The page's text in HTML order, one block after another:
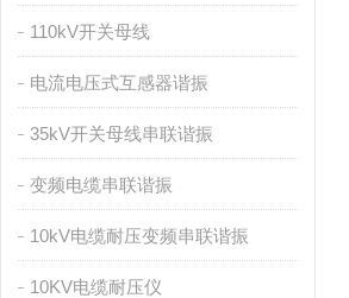
110kV开关母线
电流电压式互感器谐振
35kV开关母线串联谐振
变频电缆串联谐振
10kV电缆耐压变频串联谐振
10KV电缆耐压仪